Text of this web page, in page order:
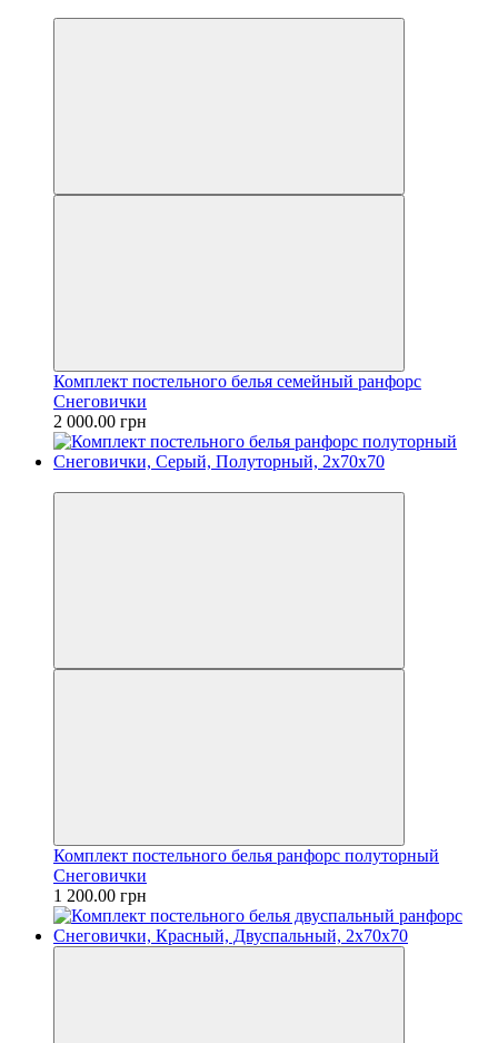
Комплект постельного белья семейный ранфорс
Снеговички
2 000.00 грн
Комплект постельного белья ранфорс полуторный
Снеговички
1 200.00 грн